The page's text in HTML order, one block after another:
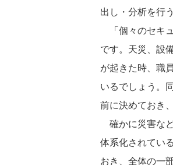
出し・分析を行
「個々のセキ
です。天災、設
が起きた時、職
いるでしょう。
前に決めておき
確かに災害な
体系化されてい
おき、全体の一